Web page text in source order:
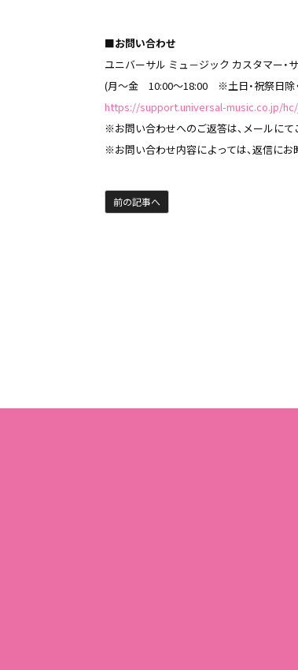
■お問い合わせ
ユニバーサル ミュ－ジック カスタマー・
(月～金 10:00～18:00 ※土日・祝祭日除
https://support.universal-music.co.jp/
※お問い合わせへのご返答は、メールにて
※お問い合わせ内容によっては、返信にお
前の記事へ